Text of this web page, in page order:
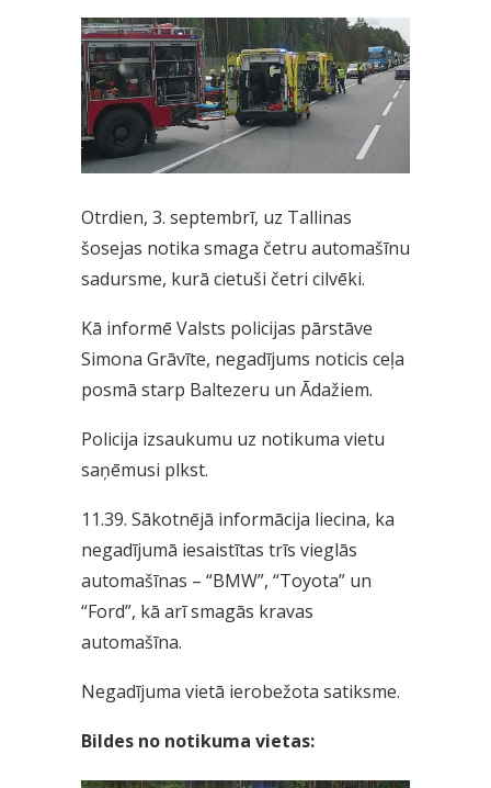
Otrdien, 3. septembrī, uz Tallinas
šosejas notika smaga četru automašīnu
sadursme, kurā cietuši četri cilvēki.
Kā informē Valsts policijas pārstāve
Simona Grāvīte, negadījums noticis ceļa
posmā starp Baltezeru un Ādažiem.
Policija izsaukumu uz notikuma vietu
saņēmusi plkst.
11.39. Sākotnējā informācija liecina, ka
negadījumā iesaistītas trīs vieglās
automašīnas – “BMW”, “Toyota” un
“Ford”, kā arī smagās kravas
automašīna.
Negadījuma vietā ierobežota satiksme.
Bildes no notikuma vietas: